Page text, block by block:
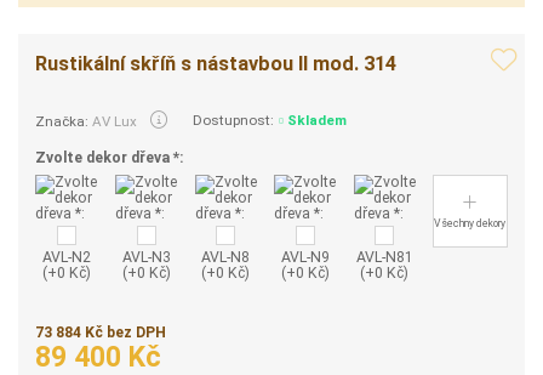
Rustikální skříň s nástavbou II mod. 314
Značka:AV Lux Dostupnost: Skladem
Zvolte dekor dřeva *:
AVL-N2
(+0 Kč)
AVL-N3
(+0 Kč)
AVL-N8
(+0 Kč)
AVL-N9
(+0 Kč)
AVL-N81
(+0 Kč)
Všechny dekory
73 884 Kč bez DPH
89 400 Kč